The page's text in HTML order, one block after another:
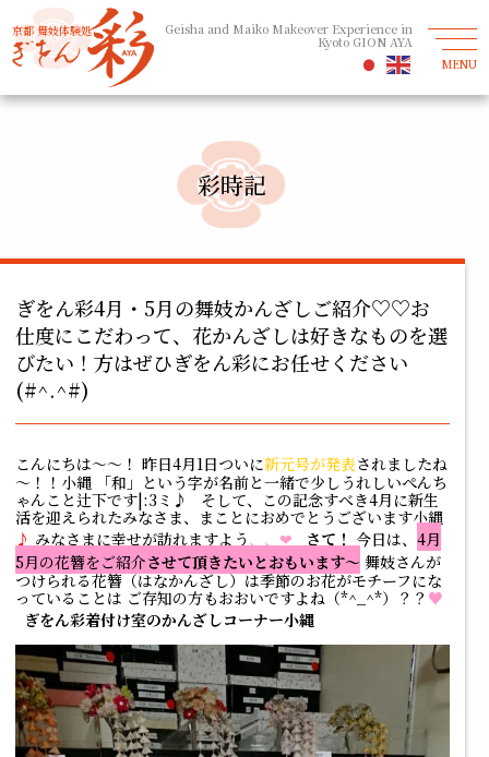
京都 舞妓体験処 Geisha and Maiko Makeover Experience in
Kyoto GION AYA
MENU
彩時記
ぎをん彩4月・5月の舞妓かんざしご紹介♡♡お
仕度にこだわって、花かんざしは好きなものを選
びたい！方はぜひぎをん彩にお任せください
(#^.^#)
こんにちは～～！ 昨日4月1日ついに新元号が発表されましたね
～！！小縄 「和」という字が名前と一緒で少しうれしいぺんち
ゃんこと辻下です|:3ミ♪ そして、この記念すべき4月に新生
活を迎えられたみなさま、まことにおめでとうございます小縄
♪ みなさまに幸せが訪れますよう 、、❤ さて！ 今日は、 4月
5月の花簪をご紹介させて頂きたいとおもいます～ 舞妓さんが
つけられる花簪（はなかんざし）は季節のお花がモチーフにな
っていることは ご存知の方もおおいですよね（*^_^*）？？ ♥
ぎをん彩着付け室のかんざしコーナー小縄